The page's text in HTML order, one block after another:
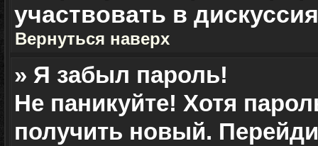
участвовать в
Вернуться наверх
» Я забыл пароль!
Не паникуйте! Хотя
получить новый.